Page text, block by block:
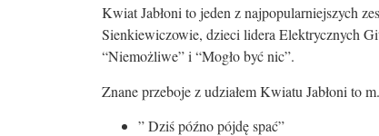
Kwiat Jabłoni to jeden z najpopularniejszych
Sienkiewiczowie, dzieci lidera Elektrycznych
“Niemożliwe” i “Mogło być nic”.
Znane przeboje z udziałem Kwiatu Jabłoni to
” Dziś późno pójdę spać”